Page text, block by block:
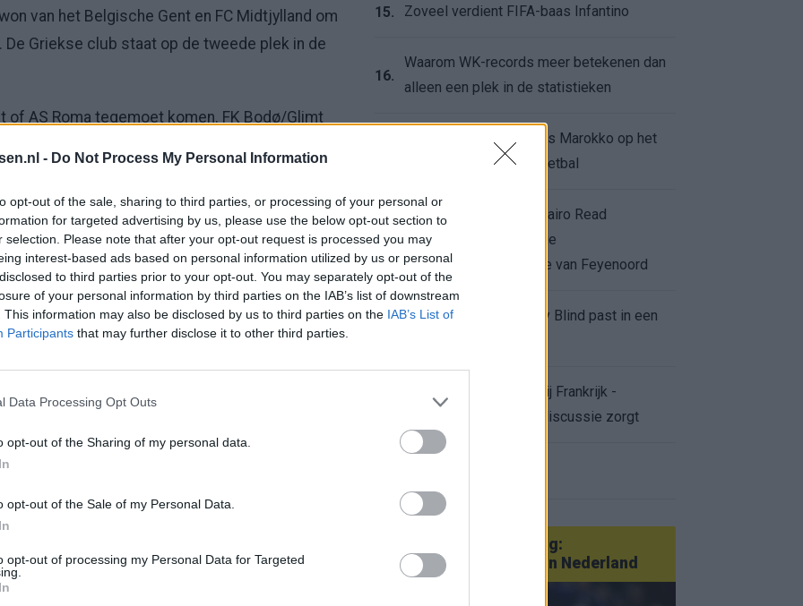
- Do Not Process My Personal Information
opt-out of the sale, sharing to third parties, or processing of your personal or
for targeted advertising by us, please use the below opt-out section to
selection. Please note that after your opt-out request is processed you may
interest-based ads based on personal information utilized by us or personal
to third parties prior to your opt-out. You may separately opt-out of the
of your personal information by third parties on the IAB’s list of downstream
This information may also be disclosed by us to third parties on the IAB’s List of
Participants that may further disclose it to other third parties.
Data Processing Opt Outs
opt-out of the Sharing of my personal data.
opt-out of the Sale of my Personal Data.
opt-out of processing my Personal Data for Targeted
van het Belgische Gent en FC Midtjylland om
Griekse club staat op de tweede plek in de
of AS Roma tegemoet komen. FK Bodø/Glimt
thuis met 2-1 te winnen en het uitduel gelijk
ook af naar Nederland. De Italiaanse ploeg
door een plek in de kwartfinale te verzilveren.
zesde in de Serie A.
en mag tóch verder
zo ziet de route naar het nieuwe seizoen eruit
Ajax met lege handen achter
15. Zoveel verdient FIFA-baas Infantino
16.
Waarom WK-records meer betekenen dan
alleen een plek in de statistieken
Voor de Schilderswijk is Marokko op het
WK meer dan alleen voetbal
18.
Afgewezen bod op Givairo Read
onderstreept de stevige
onderhandelingspositie van Feyenoord
De terugkeer van Daley Blind past in een
Waarom de arbitrage bij Frankrijk -
Marokko voor zoveel discussie zorgt
Van Götze tot Sterling:
statementtransfers in Nederland